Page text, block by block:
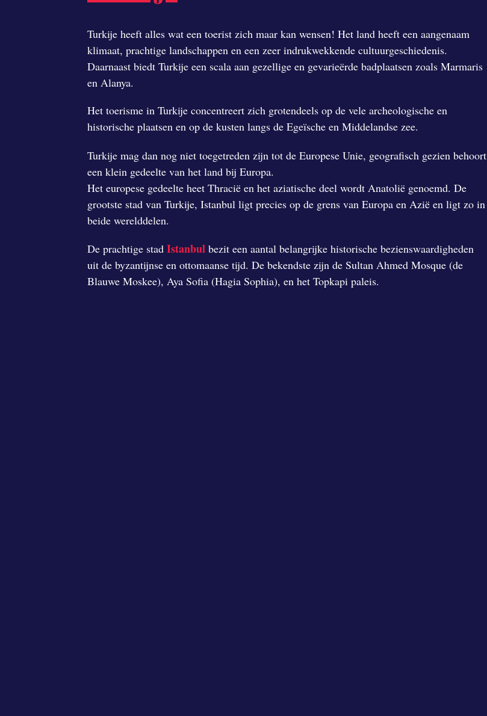
Turkije heeft alles wat een toerist zich maar kan wensen! Het land heeft een aangenaam
klimaat, prachtige landschappen en een zeer indrukwekkende cultuurgeschiedenis.
Daarnaast biedt Turkije een scala aan gezellige en gevarieërde badplaatsen zoals Marmaris
en Alanya.
Het toerisme in Turkije concentreert zich grotendeels op de vele archeologische en
historische plaatsen en op de kusten langs de Egeïsche en Middelandse zee.
Turkije mag dan nog niet toegetreden zijn tot de Europese Unie, geografisch gezien behoort
een klein gedeelte van het land bij Europa.
Het europese gedeelte heet Thracië en het aziatische deel wordt Anatolië genoemd. De
grootste stad van Turkije, Istanbul ligt precies op de grens van Europa en Azië en ligt zo in
beide werelddelen.
De prachtige stad Istanbul bezit een aantal belangrijke historische bezienswaardigheden
uit de byzantijnse en ottomaanse tijd. De bekendste zijn de Sultan Ahmed Mosque (de
Blauwe Moskee), Aya Sofia (Hagia Sophia), en het Topkapi paleis.